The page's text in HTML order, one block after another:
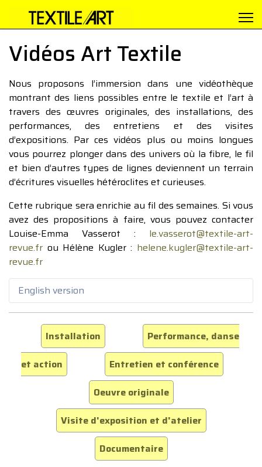
Vidéos Art Textile
Nous proposons l’immersion dans une vidéothèque
montrant des liens possibles entre le textile et l’art à
travers des œuvres originales, des installations, des
performances, des entretiens et des visites
d’expositions. Par ces vidéos plus ou moins longues
vous pourrez plonger dans des univers où la fibre, le fil
et bien d’autres types de lignes deviennent un terrain
d’écritures visuelles hétéroclites et curieuses.
Cette rubrique sera enrichie au fil des semaines. Si vous
avez des propositions à faire, vous pouvez contacter
Louise-Emma Vasserot : le.vasserot@textile-art-
revue.fr ou Hélène Kugler : helene.kugler@textile-art-
revue.fr
English version
Installation
Performance, danse
et action
Entretien et conférence
Oeuvre originale
Visite d'exposition et d'atelier
Documentaire